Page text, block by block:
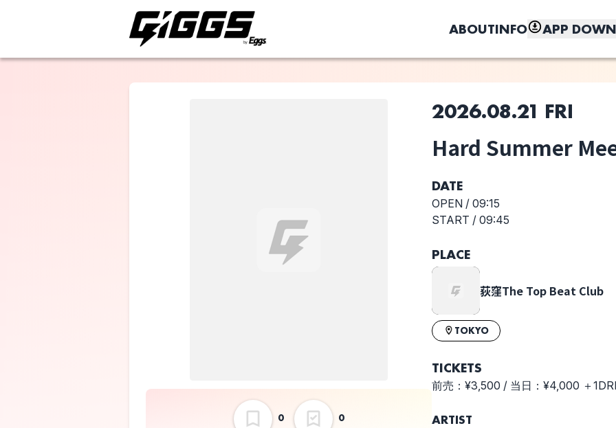
ABOUTINFO APP
0 0
ロリータ18号 サテライト
選択しない
2026.08.21 FRI
Hard Summer
DATE
OPEN / 09:15
START / 09:45
PLACE
荻窪The Top Beat Club
TOKYO
TICKETS
前売：¥3,500 / 当日：¥4,000 ＋
ARTIST
このライブの取り置きは終了しました